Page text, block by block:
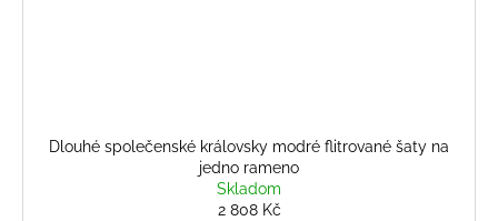
Dlouhé společenské královsky modré flitrované šaty na
jedno rameno
Skladom
2 808 Kč